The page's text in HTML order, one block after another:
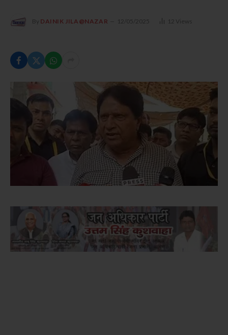
By DAINIK JILA@NAZAR 12/05/2025 12 Views